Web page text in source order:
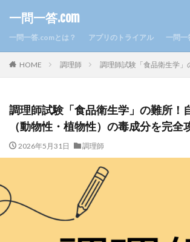
一問一答.com
一問一答.comとは？ アプリのトライアル 一問一
HOME 調理師 調理師試験「食品衛生学
調理師試験「食品衛生学」の難所！
（動物性・植物性）の毒成分を完全
2026年5月31日 調理師